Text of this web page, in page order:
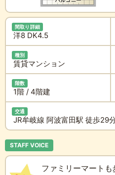
間取り詳細
洋8 DK4.5
種別
賃貸マンション
階数
1階 / 4階建
交通
JR牟岐線 阿波富田駅 徒歩29
STAFF VOICE
ファミリーマート